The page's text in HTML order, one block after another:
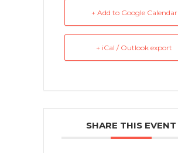
+ Add to Google Calendar
+ iCal / Outlook export
SHARE THIS EVENT